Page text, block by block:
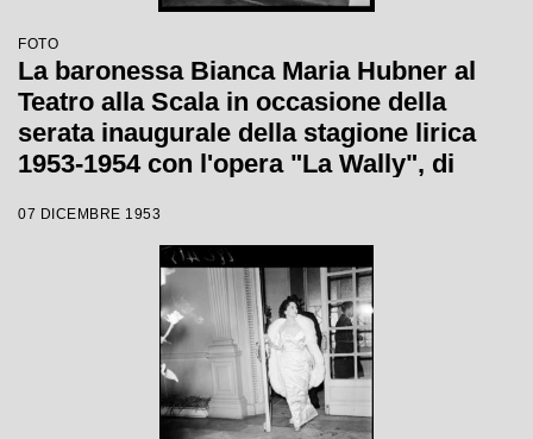
FOTO
La baronessa Bianca Maria Hubner al
Teatro alla Scala in occasione della
serata inaugurale della stagione lirica
1953-1954 con l'opera "La Wally", di
Giulini, con la regia di Tatiana Pavlova
07 DICEMBRE 1953